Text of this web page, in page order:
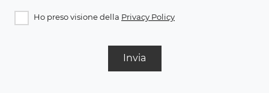
Ho preso visione della Privacy Policy
Invia